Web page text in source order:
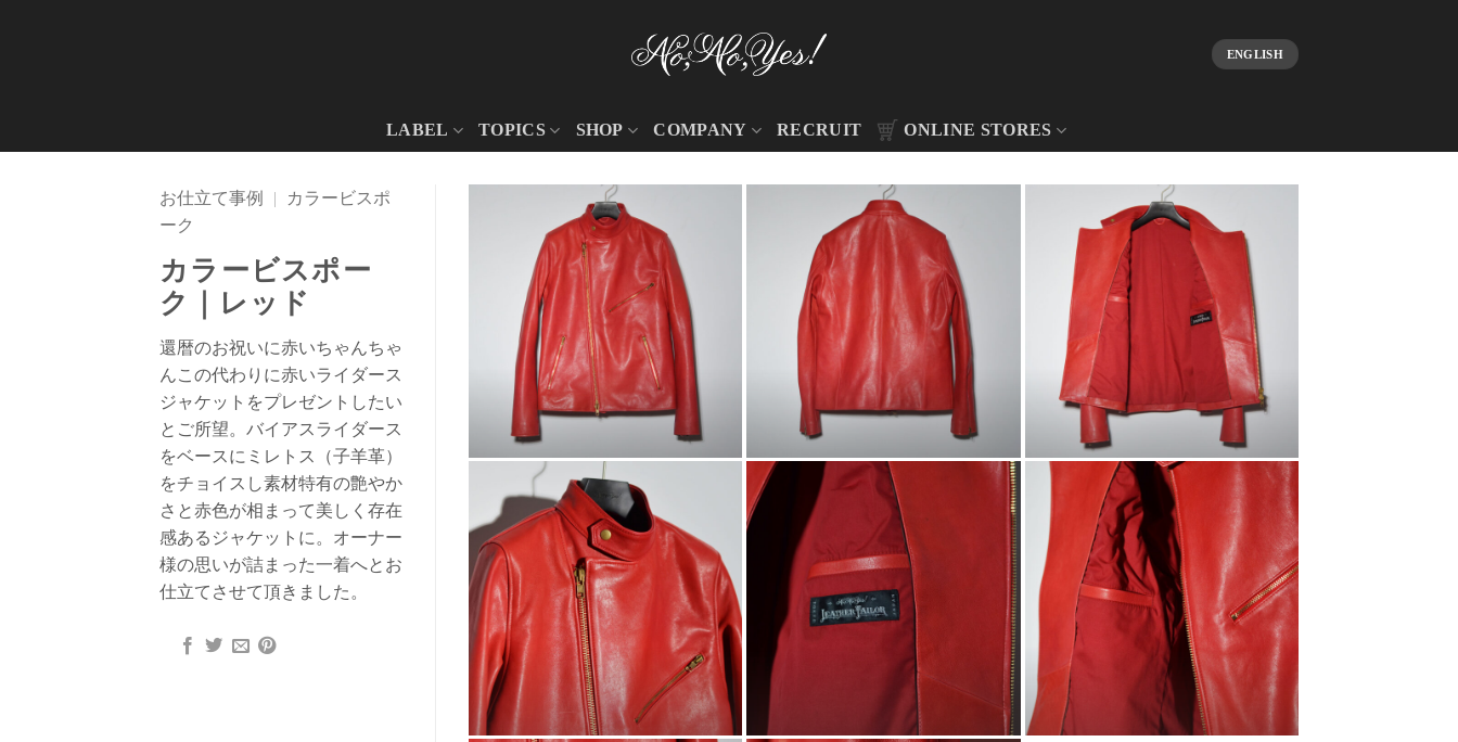
ENGLISH
LABEL TOPICS SHOP COMPANY RECRUIT ONLINE STORES
お仕立て事例 |
カラービスポ
ーク
カラービスポー
ク｜レッド
還暦のお祝いに赤いちゃんちゃ
んこの代わりに赤いライダース
ジャケットをプレゼントしたい
とご所望。バイアスライダース
をベースにミレトス（子羊革）
をチョイスし素材特有の艶やか
さと赤色が相まって美しく存在
感あるジャケットに。オーナー
様の思いが詰まった一着へとお
仕立てさせて頂きました。